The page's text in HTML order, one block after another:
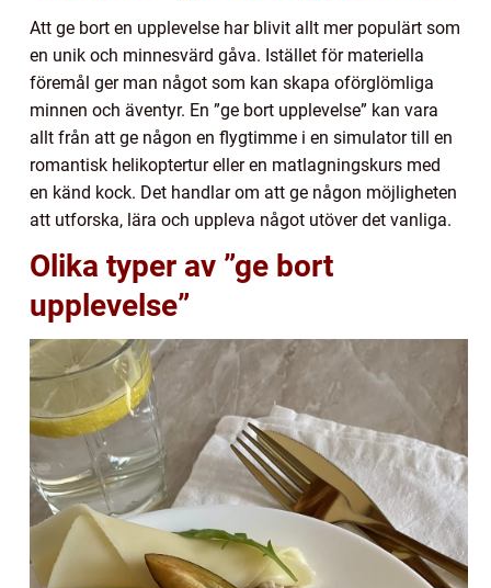
Att ge bort en upplevelse har blivit allt mer populärt som
en unik och minnesvärd gåva. Istället för materiella
föremål ger man något som kan skapa oförglömliga
minnen och äventyr. En ”ge bort upplevelse” kan vara
allt från att ge någon en flygtimme i en simulator till en
romantisk helikoptertur eller en matlagningskurs med
en känd kock. Det handlar om att ge någon möjligheten
att utforska, lära och uppleva något utöver det vanliga.
Olika typer av ”ge bort
upplevelse”